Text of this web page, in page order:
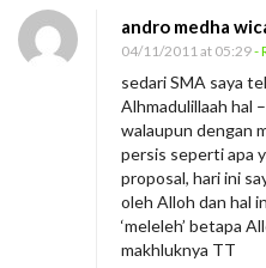
d
a
n
I
n
t
e
g
andro medha
04/11/2011 at 05:29-
sedari SMA saya
Alhmadulillaah hal
walaupun dengan
persis seperti apa
proposal, hari ini
oleh Alloh dan hal
‘meleleh’ betapa
makhluknya TT